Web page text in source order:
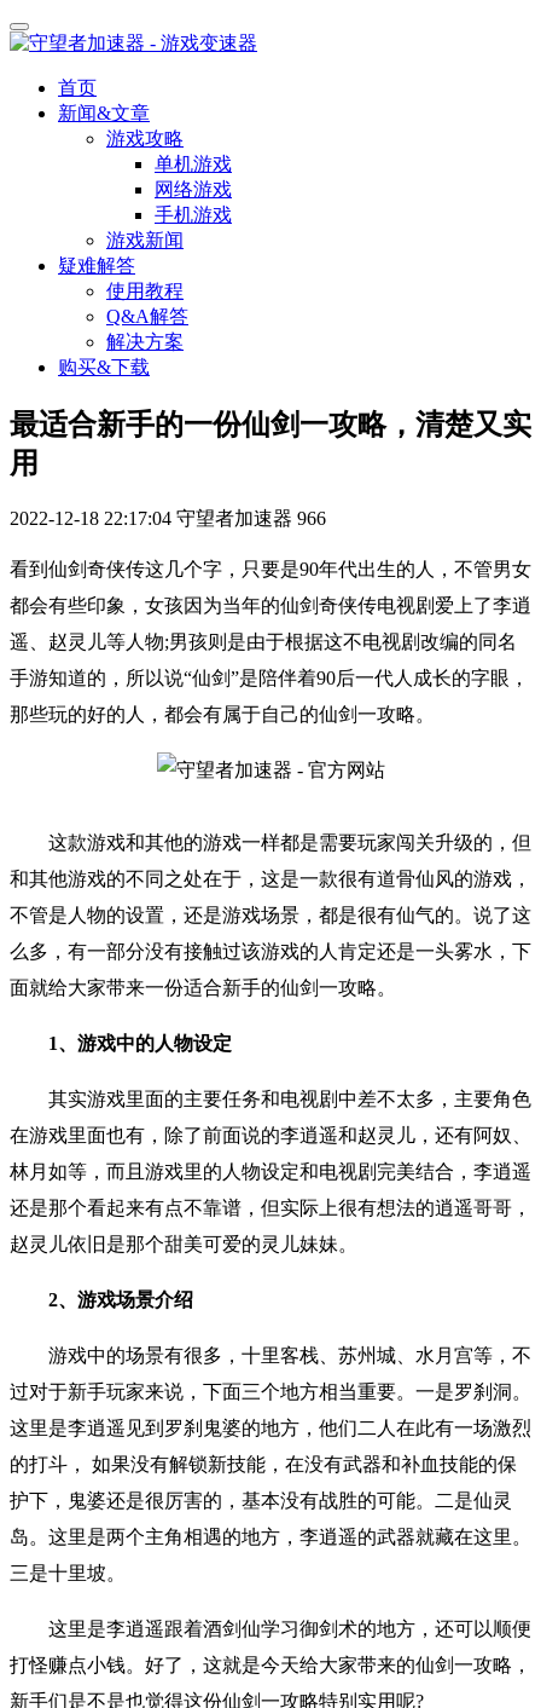
首页
新闻&文章
游戏攻略
单机游戏
网络游戏
手机游戏
游戏新闻
疑难解答
使用教程
Q&A解答
解决方案
购买&下载
最适合新手的一份仙剑一攻略，清楚又实
用
2022-12-18 22:17:04 守望者加速器 966
看到仙剑奇侠传这几个字，只要是90年代出生的人，不管男女
都会有些印象，女孩因为当年的仙剑奇侠传电视剧爱上了李逍
遥、赵灵儿等人物;男孩则是由于根据这不电视剧改编的同名
手游知道的，所以说“仙剑”是陪伴着90后一代人成长的字眼，
那些玩的好的人，都会有属于自己的仙剑一攻略。
这款游戏和其他的游戏一样都是需要玩家闯关升级的，但
和其他游戏的不同之处在于，这是一款很有道骨仙风的游戏，
不管是人物的设置，还是游戏场景，都是很有仙气的。说了这
么多，有一部分没有接触过该游戏的人肯定还是一头雾水，下
面就给大家带来一份适合新手的仙剑一攻略。
1、游戏中的人物设定
其实游戏里面的主要任务和电视剧中差不太多，主要角色
在游戏里面也有，除了前面说的李逍遥和赵灵儿，还有阿奴、
林月如等，而且游戏里的人物设定和电视剧完美结合，李逍遥
还是那个看起来有点不靠谱，但实际上很有想法的逍遥哥哥，
赵灵儿依旧是那个甜美可爱的灵儿妹妹。
2、游戏场景介绍
游戏中的场景有很多，十里客栈、苏州城、水月宫等，不
过对于新手玩家来说，下面三个地方相当重要。一是罗刹洞。
这里是李逍遥见到罗刹鬼婆的地方，他们二人在此有一场激烈
的打斗， 如果没有解锁新技能，在没有武器和补血技能的保
护下，鬼婆还是很厉害的，基本没有战胜的可能。二是仙灵
岛。这里是两个主角相遇的地方，李逍遥的武器就藏在这里。
三是十里坡。
这里是李逍遥跟着酒剑仙学习御剑术的地方，还可以顺便
打怪赚点小钱。好了，这就是今天给大家带来的仙剑一攻略，
新手们是不是也觉得这份仙剑一攻略特别实用呢?